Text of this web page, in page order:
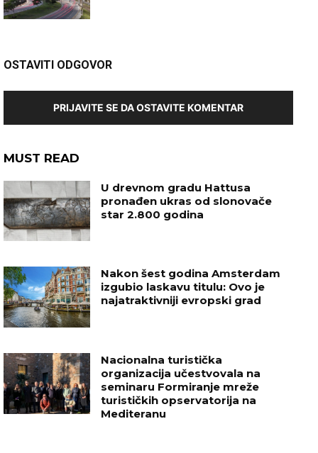
OSTAVITI ODGOVOR
PRIJAVITE SE DA OSTAVITE KOMENTAR
MUST READ
U drevnom gradu Hattusa
pronađen ukras od slonovače
star 2.800 godina
Nakon šest godina Amsterdam
izgubio laskavu titulu: Ovo je
najatraktivniji evropski grad
Nacionalna turistička
organizacija učestvovala na
seminaru Formiranje mreže
turističkih opservatorija na
Mediteranu